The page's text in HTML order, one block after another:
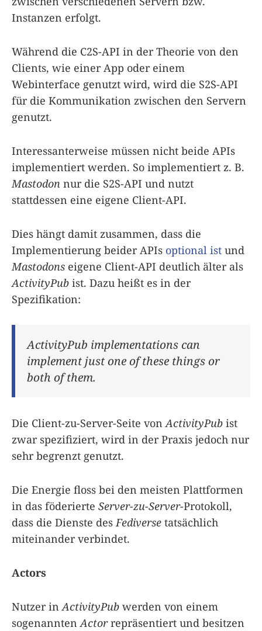
Instanzen erfolgt.
Während die C2S-API in der Theorie von den
Clients, wie einer App oder einem
Webinterface genutzt wird, wird die S2S-API
für die Kommunikation zwischen den Servern
genutzt.
Interessanterweise müssen nicht beide APIs
implementiert werden. So implementiert z. B.
Mastodon nur die S2S-API und nutzt
stattdessen eine eigene Client-API.
Dies hängt damit zusammen, dass die
Implementierung beider APIs optional ist und
Mastodons eigene Client-API deutlich älter als
ActivityPub ist. Dazu heißt es in der
Spezifikation:
ActivityPub implementations can
implement just one of these things or
both of them.
Die Client-zu-Server-Seite von ActivityPub ist
zwar spezifiziert, wird in der Praxis jedoch nur
sehr begrenzt genutzt.
Die Energie floss bei den meisten Plattformen
in das föderierte Server-zu-Server-Protokoll,
dass die Dienste des Fediverse tatsächlich
miteinander verbindet.
Actors
Nutzer in ActivityPub werden von einem
sogenannten Actorrepräsentiert und besitzen